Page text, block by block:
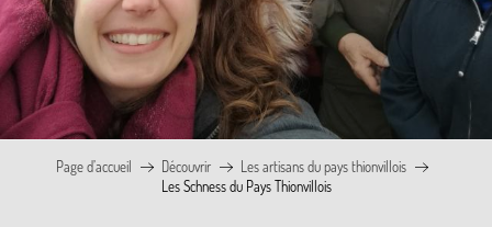
Page d’accueil Découvrir
Les artisans du pays thionvillois
Les Schness du Pays Thionvillois